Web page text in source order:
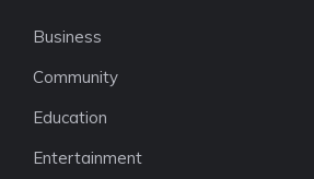
Business
Community
Education
Entertainment